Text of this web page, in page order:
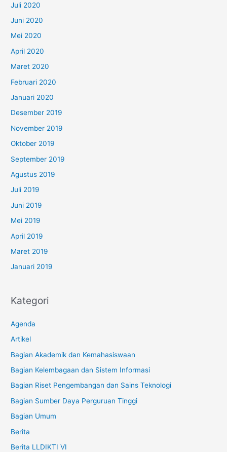
Juli 2020
Juni 2020
Mei 2020
April 2020
Maret 2020
Februari 2020
Januari 2020
Desember 2019
November 2019
Oktober 2019
September 2019
Agustus 2019
Juli 2019
Juni 2019
Mei 2019
April 2019
Maret 2019
Januari 2019
Kategori
Agenda
Artikel
Bagian Akademik dan Kemahasiswaan
Bagian Kelembagaan dan Sistem Informasi
Bagian Riset Pengembangan dan Sains Teknologi
Bagian Sumber Daya Perguruan Tinggi
Bagian Umum
Berita
Berita LLDIKTI VI